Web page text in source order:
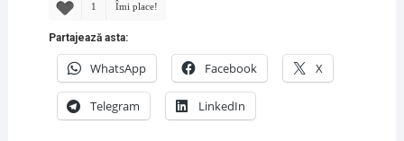
1 Îmi place!
Partajează asta:
WhatsApp Facebook X
Telegram LinkedIn